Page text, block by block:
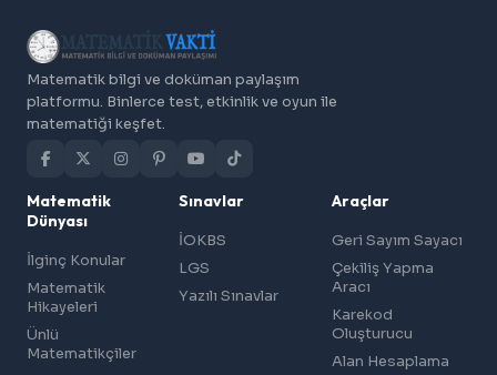
Matematik bilgi ve doküman paylaşım
platformu. Binlerce test, etkinlik ve oyun ile
matematiği keşfet.
Matematik
Dünyası
İlginç Konular
Matematik
Hikayeleri
Ünlü
Matematikçiler
Sınavlar
İOKBS
LGS
Yazılı Sınavlar
Araçlar
Geri Sayım Sayacı
Çekiliş Yapma
Aracı
Karekod
Oluşturucu
Alan Hesaplama